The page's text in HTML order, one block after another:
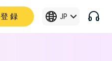
登 録 JP